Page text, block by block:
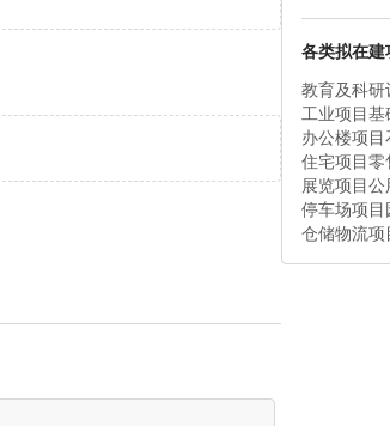
各类拟在建
教育及科研
工业项目基
办公楼项目
住宅项目零
展览项目公
停车场项目
仓储物流项